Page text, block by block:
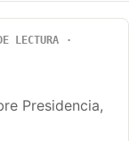
LECTURA
Presidencia,